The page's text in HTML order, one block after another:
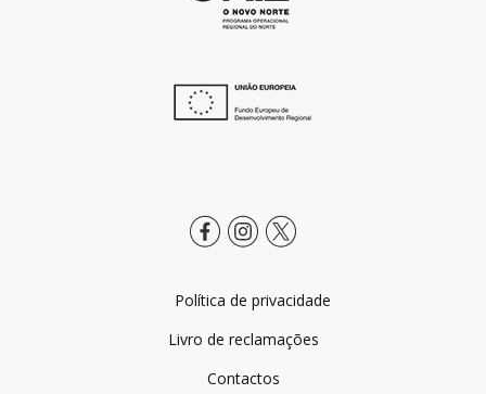
Política de privacidade
Livro de reclamações
Contactos